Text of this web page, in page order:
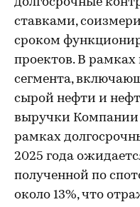
ставками,
сроком
проектов. В рамках
сегмента,
сырой нефти и
выручки Компании
рамках
2025 года
полученной по
около 13%, что